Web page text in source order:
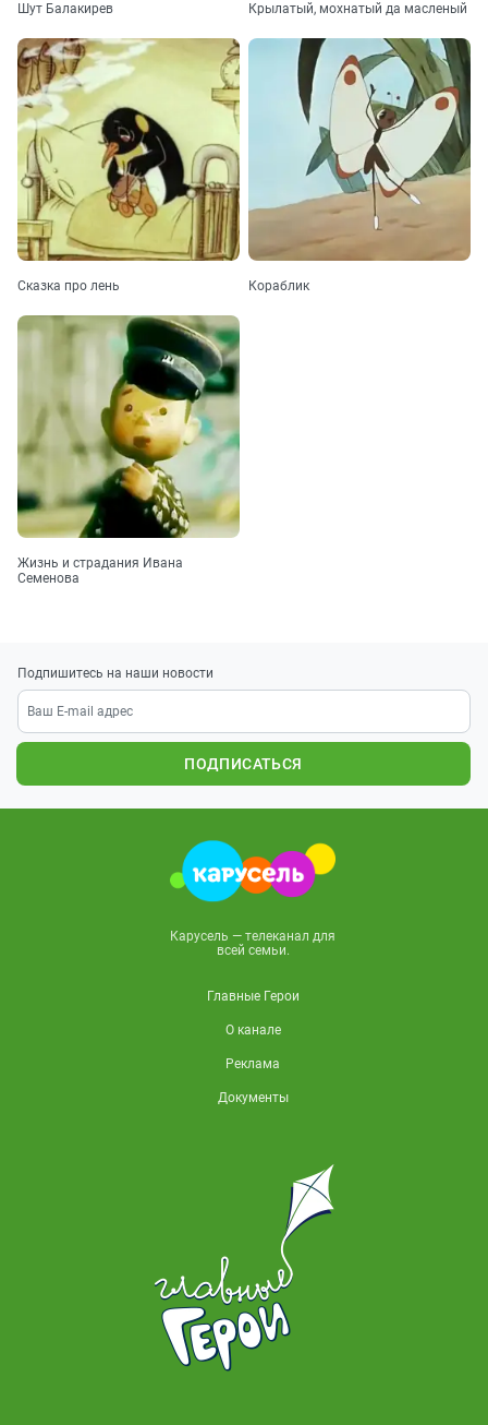
Шут Балакирев Крылатый, мохнатый да масленый
Сказка про лень Кораблик
Жизнь и страдания Ивана
Семенова
Подпишитесь на наши новости
ПОДПИСАТЬСЯ
Карусель — телеканал для
всей семьи.
Главные Герои
О канале
Реклама
Документы